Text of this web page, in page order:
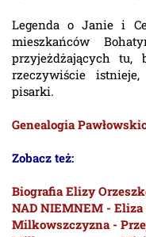
Legenda o Janie i
mieszkańców
przyjeżdżających
rzeczywiście
pisarki.
Genealogia
Zobacz też:
Biografia Elizy
NAD NIEMNEM -
Milkowszczyzna -